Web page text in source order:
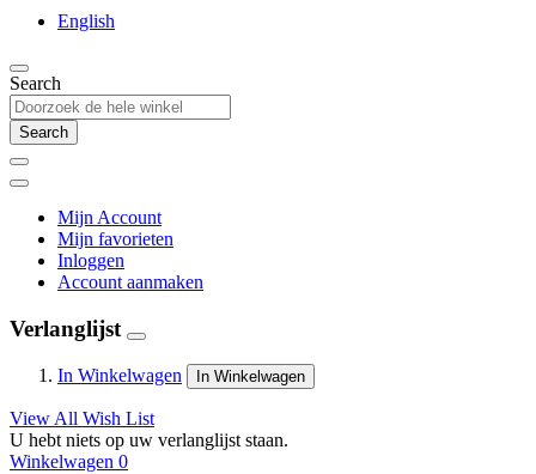
English
Search
Search
Mijn Account
Mijn favorieten
Inloggen
Account aanmaken
Verlanglijst
In Winkelwagen In Winkelwagen
View All Wish List
U hebt niets op uw verlanglijst staan.
Winkelwagen 0